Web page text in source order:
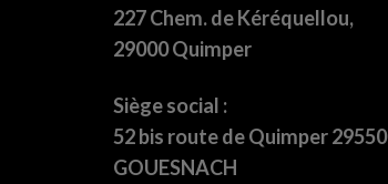
227 Chem. de Kéréquellou,
29000 Quimper
Siège social :
52 bis route de Quimper 29550
GOUESNACH